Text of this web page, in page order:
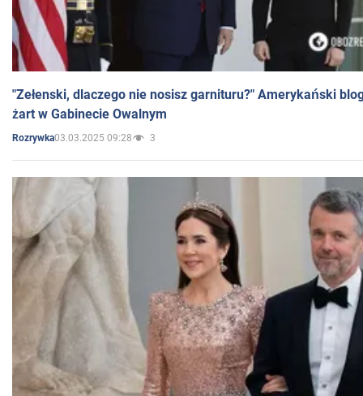
"Zełenski, dlaczego nie nosisz garnituru?" Amerykański
żart w Gabinecie Owalnym
Rozrywka03.03.2025 09:28 3